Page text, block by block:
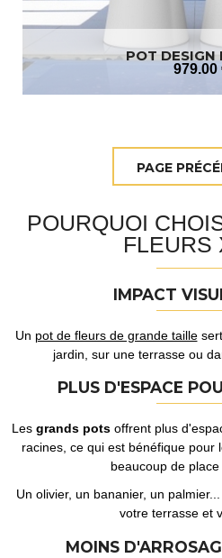
POT DESIGN
979.00
POURQUOI
FLEURS
IMPACT
Un pot de fleurs de grande taillesert
jardin, sur une terrasse ou
PLUS D'ESPACE
Les grands potsoffrent plus
racines, ce qui est bénéfique pour
beaucoup de
Un olivier, un bananier, un
votre terrasse et
MOINS